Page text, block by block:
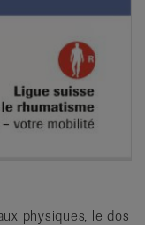
physiques, le dos